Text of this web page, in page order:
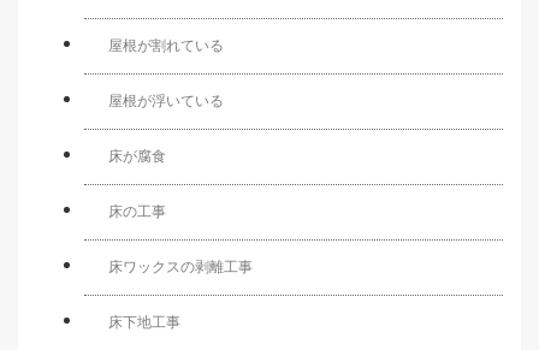
屋根が割れている
屋根が浮いている
床が腐食
床の工事
床ワックスの剥離工事
床下地工事